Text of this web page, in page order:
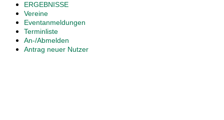
ERGEBNISSE
Vereine
Eventanmeldungen
Terminliste
An-/Abmelden
Antrag neuer Nutzer